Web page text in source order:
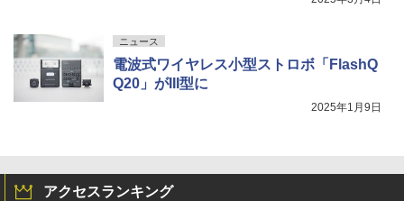
ニュース
電波式ワイヤレス小型ストロボ「FlashQ
Q20」がIII型に
2025年1月9日
アクセスランキング